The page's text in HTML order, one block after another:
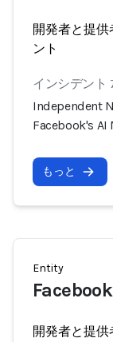
開発者と提
ント
インシデント
Independent
Facebook's
もっと
Entity
Facebook
開発者と提